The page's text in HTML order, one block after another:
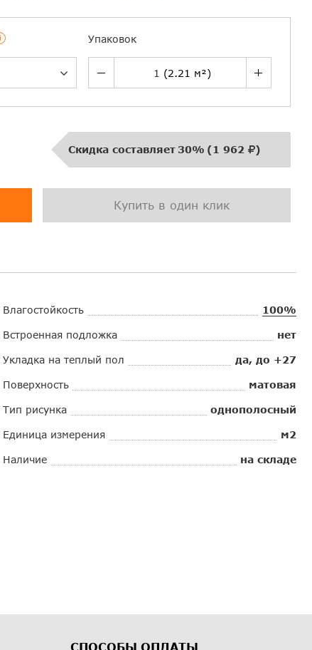
Упаковок
Скидка составляет 30% (1 962 )
Купить в один клик
Влагостойкость 100%
Встроенная подложка нет
Укладка на теплый пол да, до +27
Поверхность матовая
Тип рисунка однополосный
Единица измерения м2
Наличие на складе
СПОСОБЫ ОПЛАТЫ